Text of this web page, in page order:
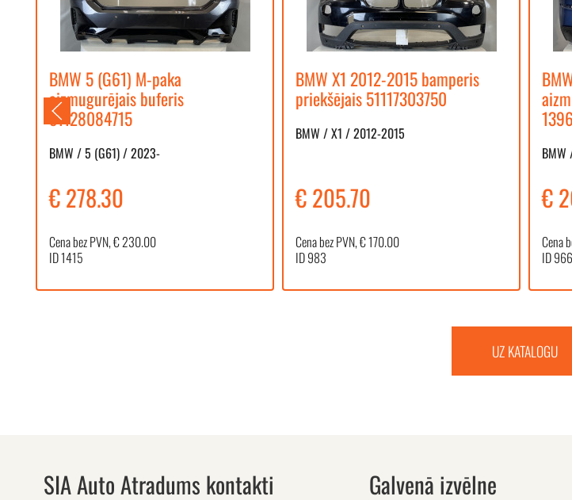
BMW 5 (G61) M-paka
aizmugurējais buferis
51128084715
BMW / 5 (G61) / 2023-
€ 278.30
Cena bez PVN, € 230.00
ID 1415
BMW X1 2012-2015 bamperis
priekšējais 51117303750
BMW / X1 / 2012-2015
€ 205.70
Cena bez PVN, € 170.00
ID 983
€
Cena
ID 966
UZ KATALOGU
SIA Auto Atradums kontakti Galvenā izvēlne